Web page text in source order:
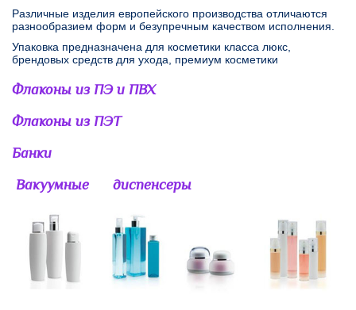
Различные изделия европейского производства отличаются
разнообразием форм и безупречным качеством исполнения.
Упаковка предназначена для косметики класса люкс,
брендовых средств для ухода, премиум косметики
Флаконы из ПЭ и ПВХ
Флаконы из ПЭТ
Банки
Вакуумные диспенсеры